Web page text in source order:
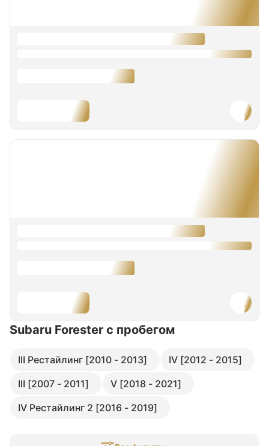
Subaru Forester с пробегом
III Рестайлинг [2010 - 2013]
IV [2012 - 2015]
III [2007 - 2011]
V [2018 - 2021]
IV Рестайлинг 2 [2016 - 2019]